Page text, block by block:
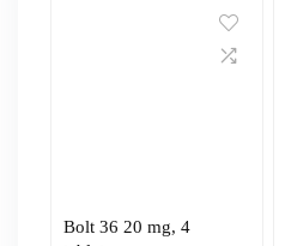
Bolt 36 20 mg, 4